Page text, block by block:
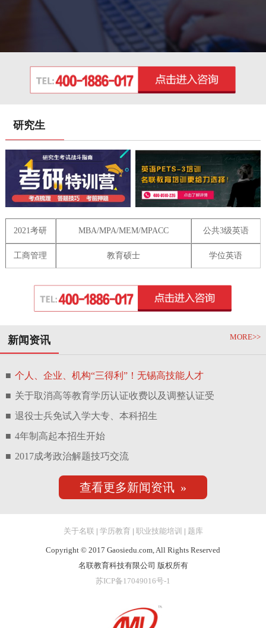
研究生
2021考研 MBA/MPA/MEM/MPACC 公共3级英语
工商管理 教育硕士 学位英语
新闻资讯 MORE>>
■ 个人、企业、机构“三得利”！无锡高技能人才
■ 关于取消高等教育学历认证收费以及调整认证受
■ 退役士兵免试入学大专、本科招生
■ 4年制高起本招生开始
■ 2017成考政治解题技巧交流
查看更多新闻资讯 »
关于名联 | 学历教育| 职业技能培训 | 题库
Copyright © 2017 Gaosiedu.com, All Rights Reserved
名联教育科技有限公司 版权所有
苏ICP备17049016号-1